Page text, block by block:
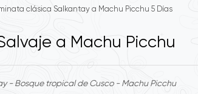
clásica Salkantay a Machu Picchu 5 Días
a Machu Picchu
- Bosque tropical de Cusco - Machu Picchu